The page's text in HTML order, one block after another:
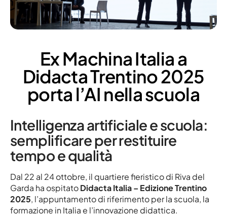
Ex Machina Italia a
Didacta Trentino 2025
porta l’AI nella scuola
Intelligenza artificiale e scuola:
semplificare per restituire
tempo e qualità
Dal 22 al 24 ottobre, il quartiere fieristico di Riva del
Garda ha ospitatoDidacta Italia – Edizione Trentino
2025, l’appuntamento di riferimento per la scuola, la
formazione in Italia e l’innovazione didattica.